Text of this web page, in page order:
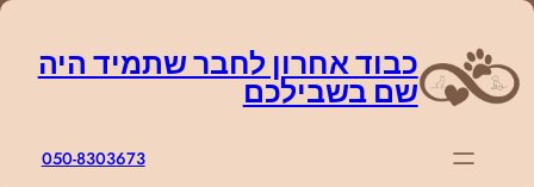
לדלג
לתוכן
כבוד אחרון לחבר שתמיד היה
שם בשבילכם
050-8303673